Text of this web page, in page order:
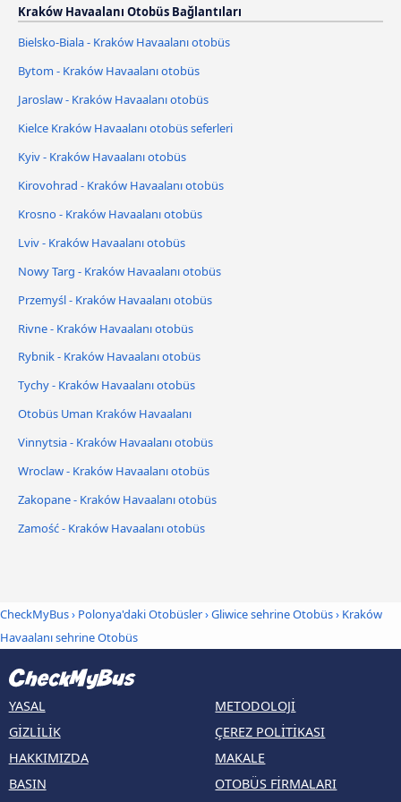
Kraków Havaalanı Otobüs Bağlantıları
Bielsko-Biala - Kraków Havaalanı otobüs
Bytom - Kraków Havaalanı otobüs
Jaroslaw - Kraków Havaalanı otobüs
Kielce Kraków Havaalanı otobüs seferleri
Kyiv - Kraków Havaalanı otobüs
Kirovohrad - Kraków Havaalanı otobüs
Krosno - Kraków Havaalanı otobüs
Lviv - Kraków Havaalanı otobüs
Nowy Targ - Kraków Havaalanı otobüs
Przemyśl - Kraków Havaalanı otobüs
Rivne - Kraków Havaalanı otobüs
Rybnik - Kraków Havaalanı otobüs
Tychy - Kraków Havaalanı otobüs
Otobüs Uman Kraków Havaalanı
Vinnytsia - Kraków Havaalanı otobüs
Wroclaw - Kraków Havaalanı otobüs
Zakopane - Kraków Havaalanı otobüs
Zamość - Kraków Havaalanı otobüs
CheckMyBus› Polonya'daki Otobüsler›Gliwice sehrine Otobüs› Kraków
Havaalanı sehrine Otobüs
YASAL
GIZLILIK
HAKKIMIZDA
BASIN
METODOLOJI
ÇEREZ POLITIKASI
MAKALE
OTOBÜS FIRMALARI